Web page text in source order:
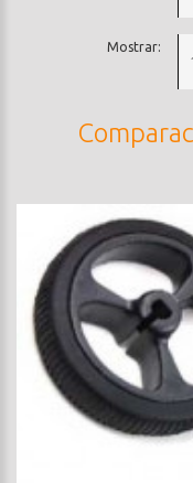
Mostrar: